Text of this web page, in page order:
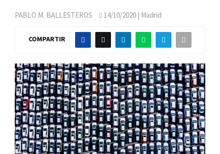
PABLO M. BALLESTEROS 14/10/2020 | Madrid
COMPARTIR